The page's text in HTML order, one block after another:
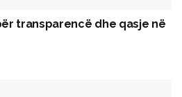
transparencë dhe qasje në